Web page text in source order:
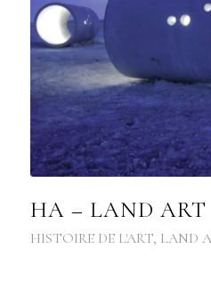
HA – LAND ART
HISTOIRE DE L'ART, LAND